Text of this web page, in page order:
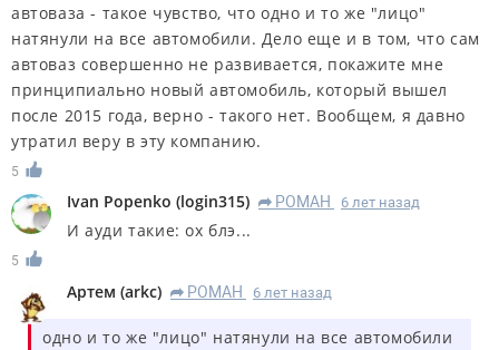
автоваза - такое чувство, что одно и то же "лицо"
натянули на все автомобили. Дело еще и в том, что сам
автоваз совершенно не развивается, покажите мне
принципиально новый автомобиль, который вышел
после 2015 года, верно - такого нет. Вообщем, я давно
утратил веру в эту компанию.
5
Ivan Popenko (login315) R РОМАН 6 лет назад
И ауди такие: ох блэ...
5
Артем (arkc) R РОМАН 6 лет назад
одно и то же "лицо" натянули на все автомобили